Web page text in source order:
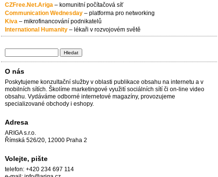
CZFree.Net.Ariga – komunitní počítačová síť
Communication Wednesday – platforma pro networking
Kiva – mikrofinancování podnikatelů
International Humanity – lékaři v rozvojovém světě
O nás
Poskytujeme konzultační služby v oblasti publikace obsahu na internetu a v
mobilních sítích. Školíme marketingové využití sociálních sítí či on-line video
obsahu. Vydáváme odborné internetové magazíny, provozujeme
specializované obchody i eshopy.
Adresa
ARIGA s.r.o.
Římská 526/20, 12000 Praha 2
Volejte, pište
telefon: +420 234 697 114